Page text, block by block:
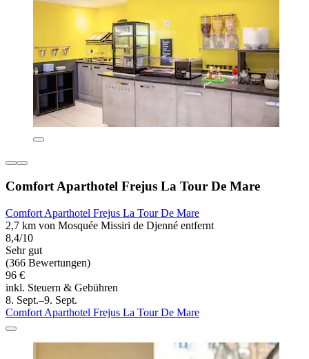
Comfort Aparthotel Frejus La Tour De Mare
Comfort Aparthotel Frejus La Tour De Mare
2,7 km von Mosquée Missiri de Djenné entfernt
8,4/10
Sehr gut
(366 Bewertungen)
96 €
inkl. Steuern & Gebühren
8. Sept.–9. Sept.
Comfort Aparthotel Frejus La Tour De Mare